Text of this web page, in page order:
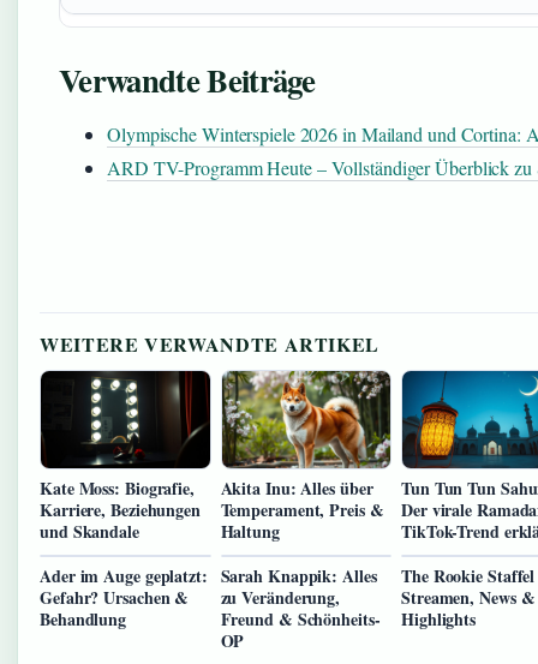
Verwandte Beiträge
Olympische Winterspiele 2026 in Mailand und Cortina:
ARD TV-Programm Heute – Vollständiger Überblick zu
WEITERE VERWANDTE ARTIKEL
Kate Moss: Biografie,
Karriere, Beziehungen
und Skandale
Akita Inu: Alles über
Temperament, Preis &
Haltung
Tun Tun Tun
Der virale
TikTok-Trend
Ader im Auge geplatzt:
Gefahr? Ursachen &
Behandlung
Sarah Knappik: Alles
zu Veränderung,
Freund & Schönheits-
OP
The Rookie
Streamen, News &
Highlights